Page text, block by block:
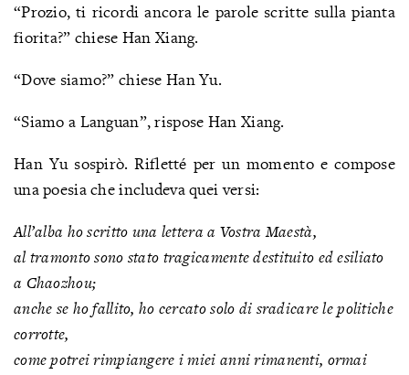
“Prozio, ti ricordi ancora le parole scritte sulla pianta
fiorita?” chiese Han Xiang.
“Dove siamo?” chiese Han Yu.
“Siamo a Languan”, rispose Han Xiang.
Han Yu sospirò. Rifletté per un momento e compose
una poesia che includeva quei versi:
All’alba ho scritto una lettera a Vostra Maestà,
al tramonto sono stato tragicamente destituito ed esiliato
a Chaozhou;
anche se ho fallito, ho cercato solo di sradicare le politiche
corrotte,
come potrei rimpiangere i miei anni rimanenti, ormai